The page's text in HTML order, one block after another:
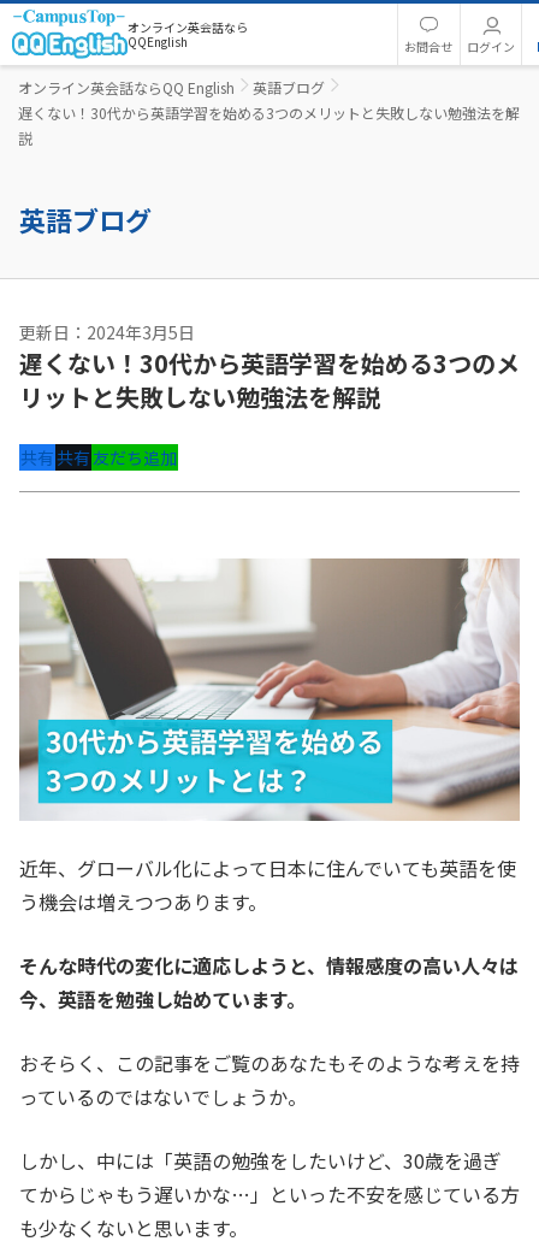
オンライン英会話なら
QQEnglish
お問合せ ログイン
オンライン英会話ならQQ English
英語ブログ
遅くない！30代から英語学習を始める3つのメリットと失敗しない勉強法を解
説
英語ブログ
更新日：2024年3月5日
遅くない！30代から英語学習を始める3つのメ
リットと失敗しない勉強法を解説
共有共有友だち追加
近年、グローバル化によって日本に住んでいても英語を使
う機会は増えつつあります。
そんな時代の変化に適応しようと、情報感度の高い人々は
今、英語を勉強し始めています。
おそらく、この記事をご覧のあなたもそのような考えを持
っているのではないでしょうか。
しかし、中には「英語の勉強をしたいけど、30歳を過ぎ
てからじゃもう遅いかな…」といった不安を感じている方
も少なくないと思います。